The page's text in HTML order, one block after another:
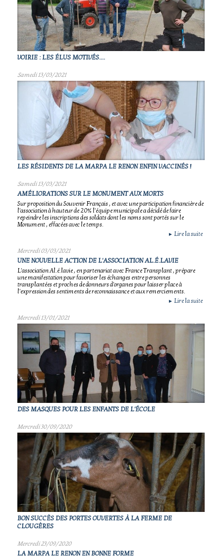
VOIRIE : LES ÉLUS MOTIVÉS....
Samedi 13/03/2021
LES RÉSIDENTS DE LA MARPA LE RENON ENFIN VACCINÉS !
Samedi 13/03/2021
AMÉLIORATIONS SUR LE MONUMENT AUX MORTS
Sur proposition du Souvenir Français , et avec une participation financière de
l'association à hauteur de 20% l'équipe municipale a décidé de faire
repeindre les inscriptions des soldats dont les noms sont portés sur le
Monument , effacées avec le temps.
► Lire la suite
Mercredi 03/03/2021
UNE NOUVELLE ACTION DE L'ASSOCIATION AL.É.LAVIE
L'association Al.é.lavie , en partenariat avec France Transplant , prépare
une manifestation pour favoriser les échanges entre personnes
transplantées et proches de donneurs d'organes pour laisser place à
l'expression des sentiments de reconnaissance et aux remerciements.
► Lire la suite
Mercredi 13/01/2021
DES MASQUES POUR LES ENFANTS DE L'ÉCOLE
Mercredi 30/09/2020
BON SUCCÈS DES PORTES OUVERTES À LA FERME DE
CLOUGÈRES
Mercredi 23/09/2020
LA MARPA LE RENON EN BONNE FORME